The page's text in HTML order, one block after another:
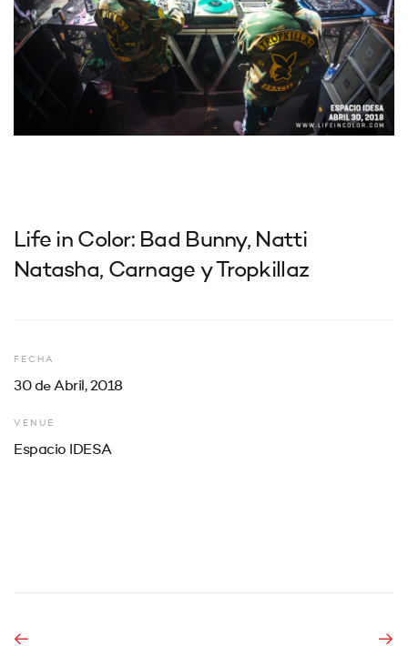
Life in Color: Bad Bunny, Natti
Natasha, Carnage y Tropkillaz
FECHA
30 de Abril, 2018
VENUE
Espacio IDESA